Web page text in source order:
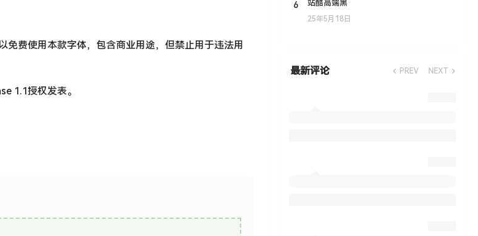
费使用本款字体，包含商业用途，但禁止用于违法用
1.1授权发表。
6 站酷高端黑
25年5月18日
最新评论 PREV NEXT